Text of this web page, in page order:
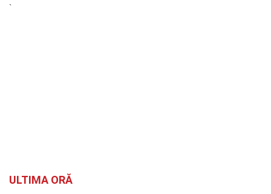
`
ULTIMA ORĂ